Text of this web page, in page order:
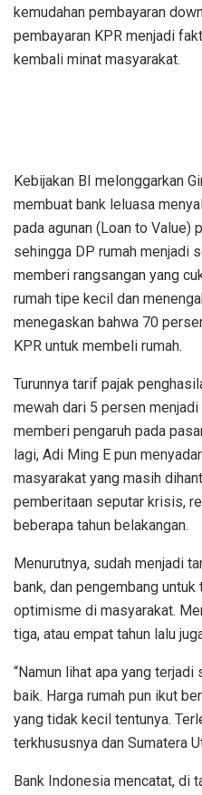
kemudahan pembayaran
pembayaran KPR menjadi
kembali minat masyarakat.
Kebijakan BI melonggarkan
membuat bank leluasa
pada agunan (Loan to Value)
sehingga DP rumah menjadi
memberi rangsangan yang
rumah tipe kecil dan
menegaskan bahwa 70
KPR untuk membeli rumah.
Turunnya tarif pajak
mewah dari 5 persen
memberi pengaruh pada
lagi, Adi Ming E pun
masyarakat yang masih
pemberitaan seputar krisis,
beberapa tahun belakangan.
Menurutnya, sudah menjadi
bank, dan pengembang
optimisme di masyarakat.
tiga, atau empat tahun lalu
“Namun lihat apa yang
baik. Harga rumah pun ikut
yang tidak kecil tentunya.
terkhususnya dan Sumatera
Bank Indonesia mencatat, di